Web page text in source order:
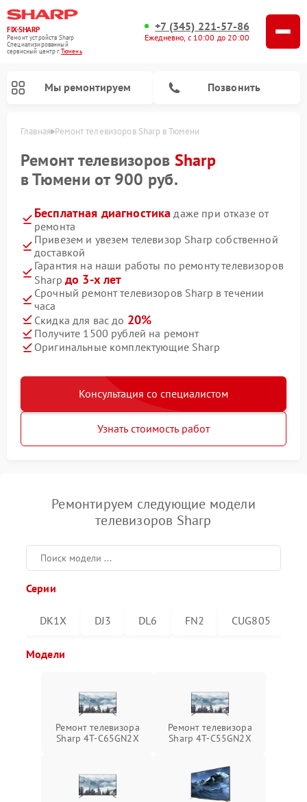
FIX-SHARP
Ремонт устройств Sharp
Специализированный
cервисный центр г.Тюмень
+7 (345) 221-57-86
Ежедневно, с 10:00 до 20:00
Мы ремонтируем Позвонить
Главная Ремонт телевизоров Sharp в Тюмени
Ремонт телевизоров Sharp
в Тюмени от 900 руб.
Бесплатная диагностика даже при отказе от
ремонта
Привезем и увезем телевизор Sharp собственной
доставкой
Гарантия на наши работы по ремонту телевизоров
Sharp до 3-х лет
Срочный ремонт телевизоров Sharp в течении
часа
Скидка для вас до 20%
Получите 1500 рублей на ремонт
Оригинальные комплектующие Sharp
Консультация со специалистом
Узнать стоимость работ
Ремонтируем следующие модели
телевизоров Sharp
Серии
DK1X DJ3 DL6 FN2 CUG805
Модели
Ремонт телевизора
Sharp 4T-C65GN2X
Ремонт телевизора
Sharp 4T-C55GN2X